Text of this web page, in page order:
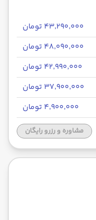
۴۳٬۲۹۰٬۰۰۰ تومان
۴۸٬۰۹۰٬۰۰۰ تومان
۴۲٬۹۹۰٬۰۰۰ تومان
۳۷٬۹۰۰٬۰۰۰ تومان
۴٬۹۰۰٬۰۰۰ تومان
مشاوره و رزرو رایگان